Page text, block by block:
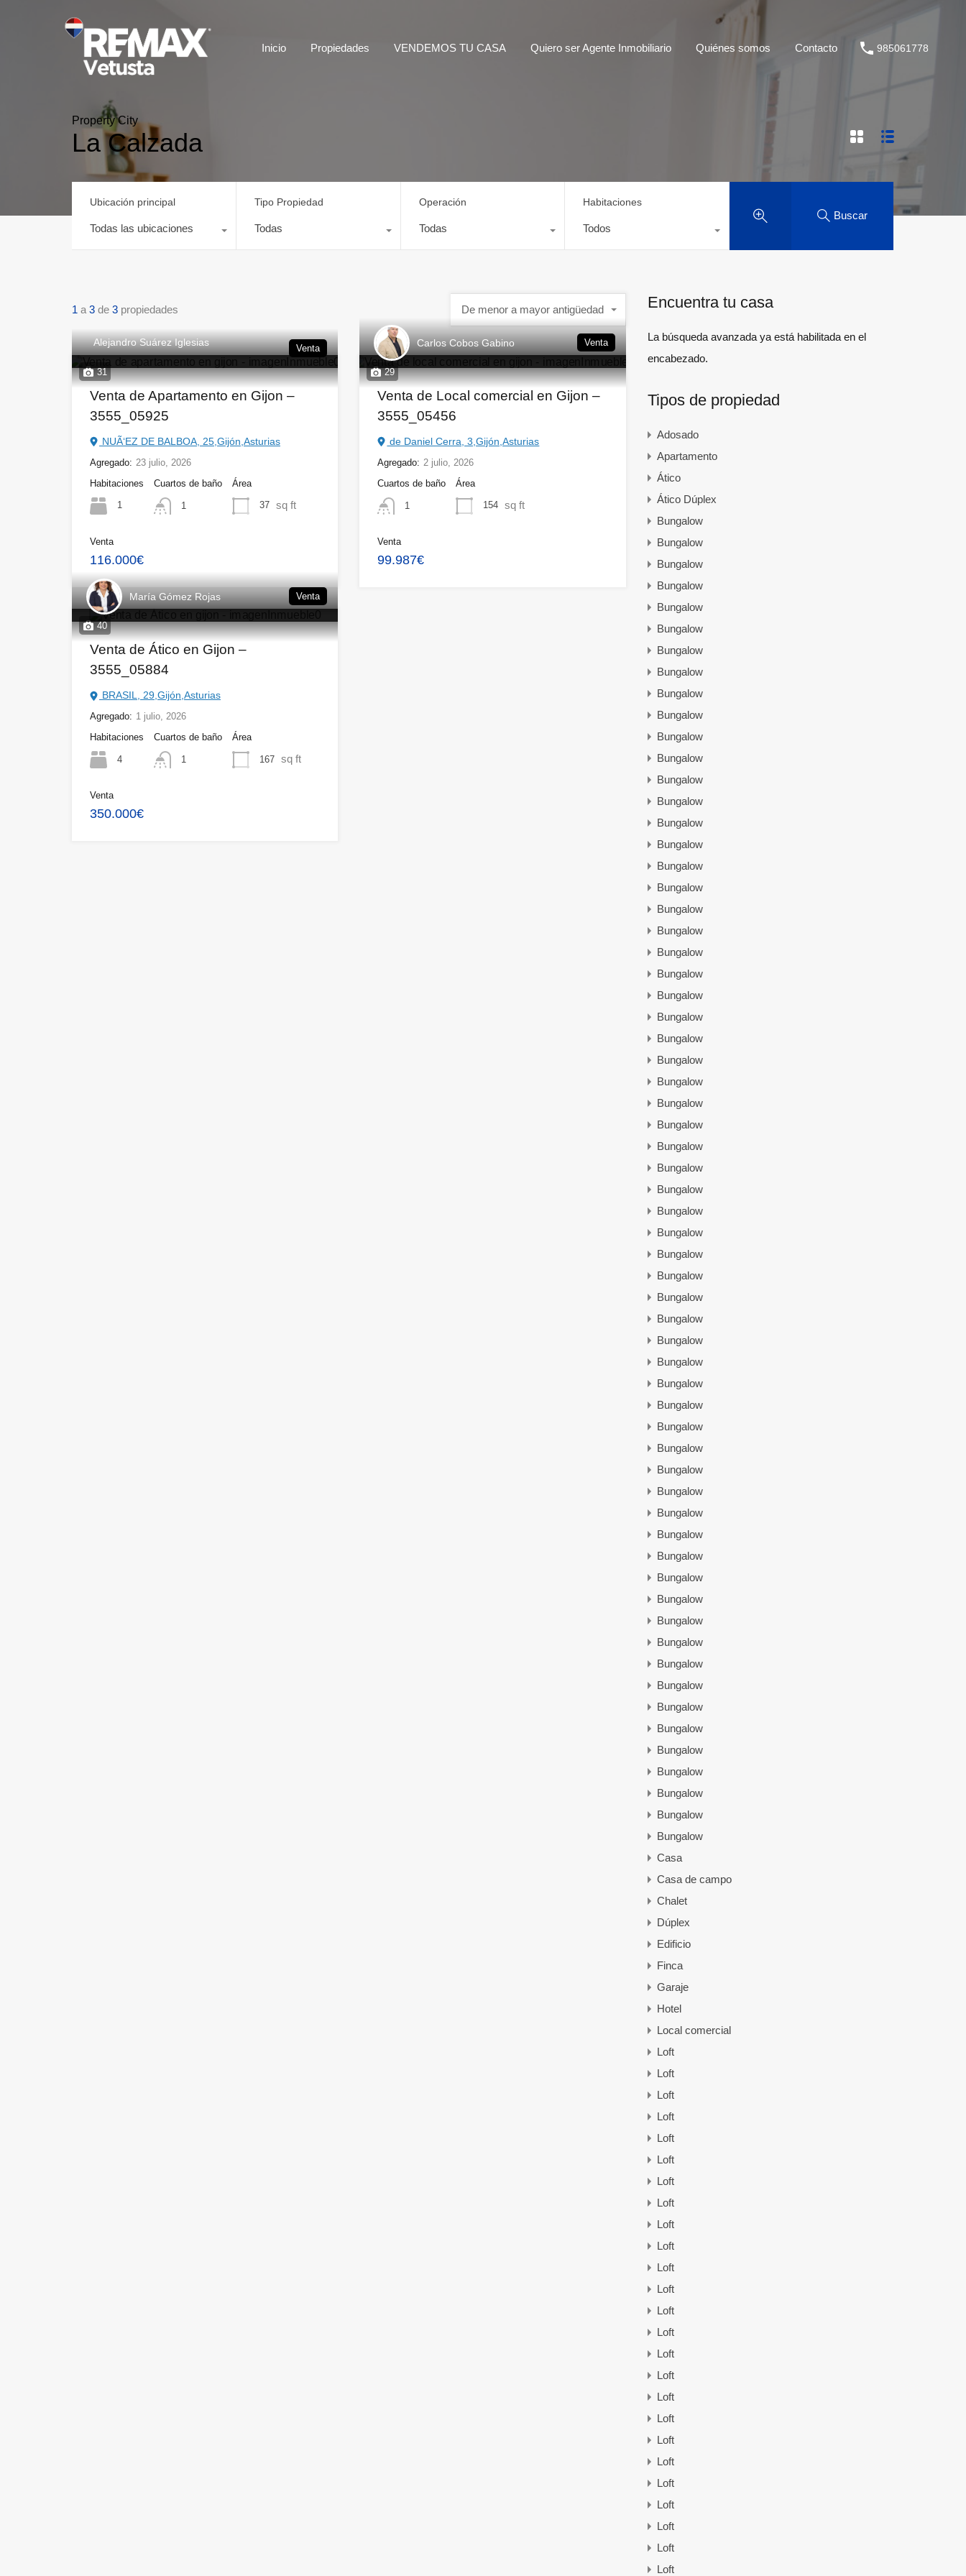
Inicio Propiedades VENDEMOS TU CASA Quiero ser Agente Inmobiliario Quiénes somos Contacto 985061778
Property City
La Calzada
Ubicación principal
Todas las ubicaciones
Tipo Propiedad
Todas
Operación
Todas
Habitaciones
Todos
Buscar
1 a 3 de 3 propiedades De menor a mayor antigüedad
31
Alejandro Suárez Iglesias
Venta
Venta de Apartamento en Gijon –
3555_05925
NUÃ‘EZ DE BALBOA, 25,Gijón,Asturias
Agregado: 23 julio, 2026
Habitaciones
1
Cuartos de baño
1
Área
37 sq ft
Venta
116.000€
29
Carlos Cobos Gabino Venta
Venta de Local comercial en Gijon –
3555_05456
de Daniel Cerra, 3,Gijón,Asturias
Agregado: 2 julio, 2026
Cuartos de baño
1
Área
154 sq ft
Venta
99.987€
40
María Gómez Rojas Venta
Venta de Ático en Gijon –
3555_05884
BRASIL, 29,Gijón,Asturias
Agregado: 1 julio, 2026
Habitaciones
4
Cuartos de baño
1
Área
167 sq ft
Venta
350.000€
Encuentra tu casa
La búsqueda avanzada ya está habilitada en el
encabezado.
Tipos de propiedad
Adosado
Apartamento
Ático
Ático Dúplex
Bungalow
Bungalow
Bungalow
Bungalow
Bungalow
Bungalow
Bungalow
Bungalow
Bungalow
Bungalow
Bungalow
Bungalow
Bungalow
Bungalow
Bungalow
Bungalow
Bungalow
Bungalow
Bungalow
Bungalow
Bungalow
Bungalow
Bungalow
Bungalow
Bungalow
Bungalow
Bungalow
Bungalow
Bungalow
Bungalow
Bungalow
Bungalow
Bungalow
Bungalow
Bungalow
Bungalow
Bungalow
Bungalow
Bungalow
Bungalow
Bungalow
Bungalow
Bungalow
Bungalow
Bungalow
Bungalow
Bungalow
Bungalow
Bungalow
Bungalow
Bungalow
Bungalow
Bungalow
Bungalow
Bungalow
Bungalow
Bungalow
Bungalow
Bungalow
Bungalow
Bungalow
Bungalow
Casa
Casa de campo
Chalet
Dúplex
Edificio
Finca
Garaje
Hotel
Local comercial
Loft
Loft
Loft
Loft
Loft
Loft
Loft
Loft
Loft
Loft
Loft
Loft
Loft
Loft
Loft
Loft
Loft
Loft
Loft
Loft
Loft
Loft
Loft
Loft
Loft